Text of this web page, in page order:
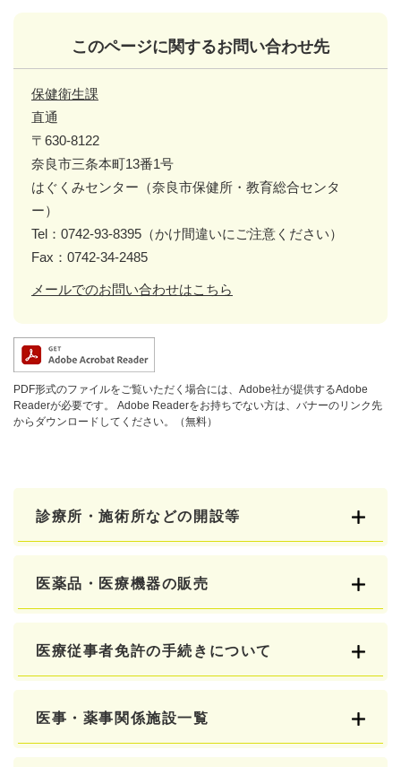
このページに関するお問い合わせ先
保健衛生課
直通
〒630-8122
奈良市三条本町13番1号
はぐくみセンター（奈良市保健所・教育総合センタ
ー）
Tel：0742-93-8395（かけ間違いにご注意ください）
Fax：0742-34-2485
メールでのお問い合わせはこちら
PDF形式のファイルをご覧いただく場合には、Adobe社が提供するAdobe
Readerが必要です。
Adobe Readerをお持ちでない方は、バナーのリンク先
からダウンロードしてください。（無料）
診療所・施術所などの開設等
医薬品・医療機器の販売
医療従事者免許の手続きについて
医事・薬事関係施設一覧